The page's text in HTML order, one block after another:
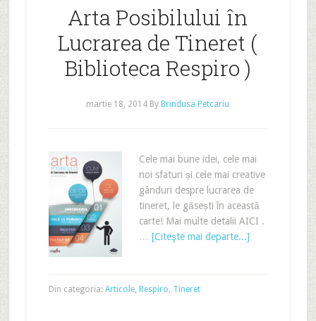
Arta Posibilului în
Lucrarea de Tineret (
Biblioteca Respiro )
martie 18, 2014 ByBrindusa Petcariu
Cele mai bune idei, cele mai
noi sfaturi și cele mai creative
gânduri despre lucrarea de
tineret, le găsești în această
carte! Mai multe detalii AICI .
[Citeşte mai departe...]
Din categoria: Articole, Respiro Tineret